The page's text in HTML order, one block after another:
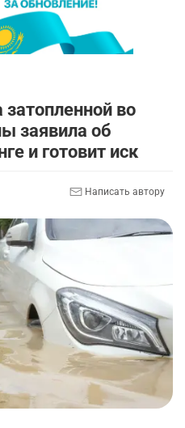
дороже. Почему в
расти цены на
во
заявила об
и готовит иск
Написать автору